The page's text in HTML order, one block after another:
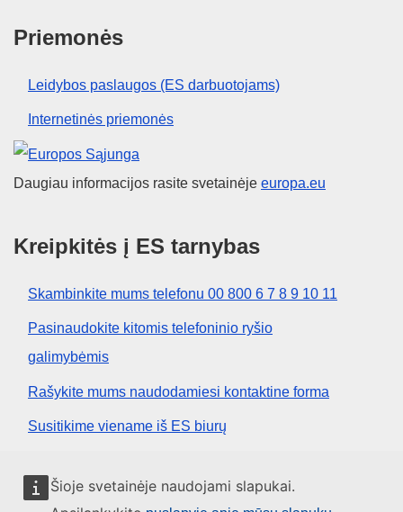
Šioje svetainėje naudojami slapukai.
Priemonės
Leidybos paslaugos (ES darbuotojams)
Internetinės priemonės
Europos Sąjunga
Daugiau informacijos rasite svetainėje europa.eu
Kreipkitės į ES tarnybas
Skambinkite mums telefonu 00 800 6 7 8 9 10 11
Pasinaudokite kitomis telefoninio ryšio
galimybėmis
Rašykite mums naudodamiesi kontaktine forma
Susitikime viename iš ES biurų
Socialiniai tinklai